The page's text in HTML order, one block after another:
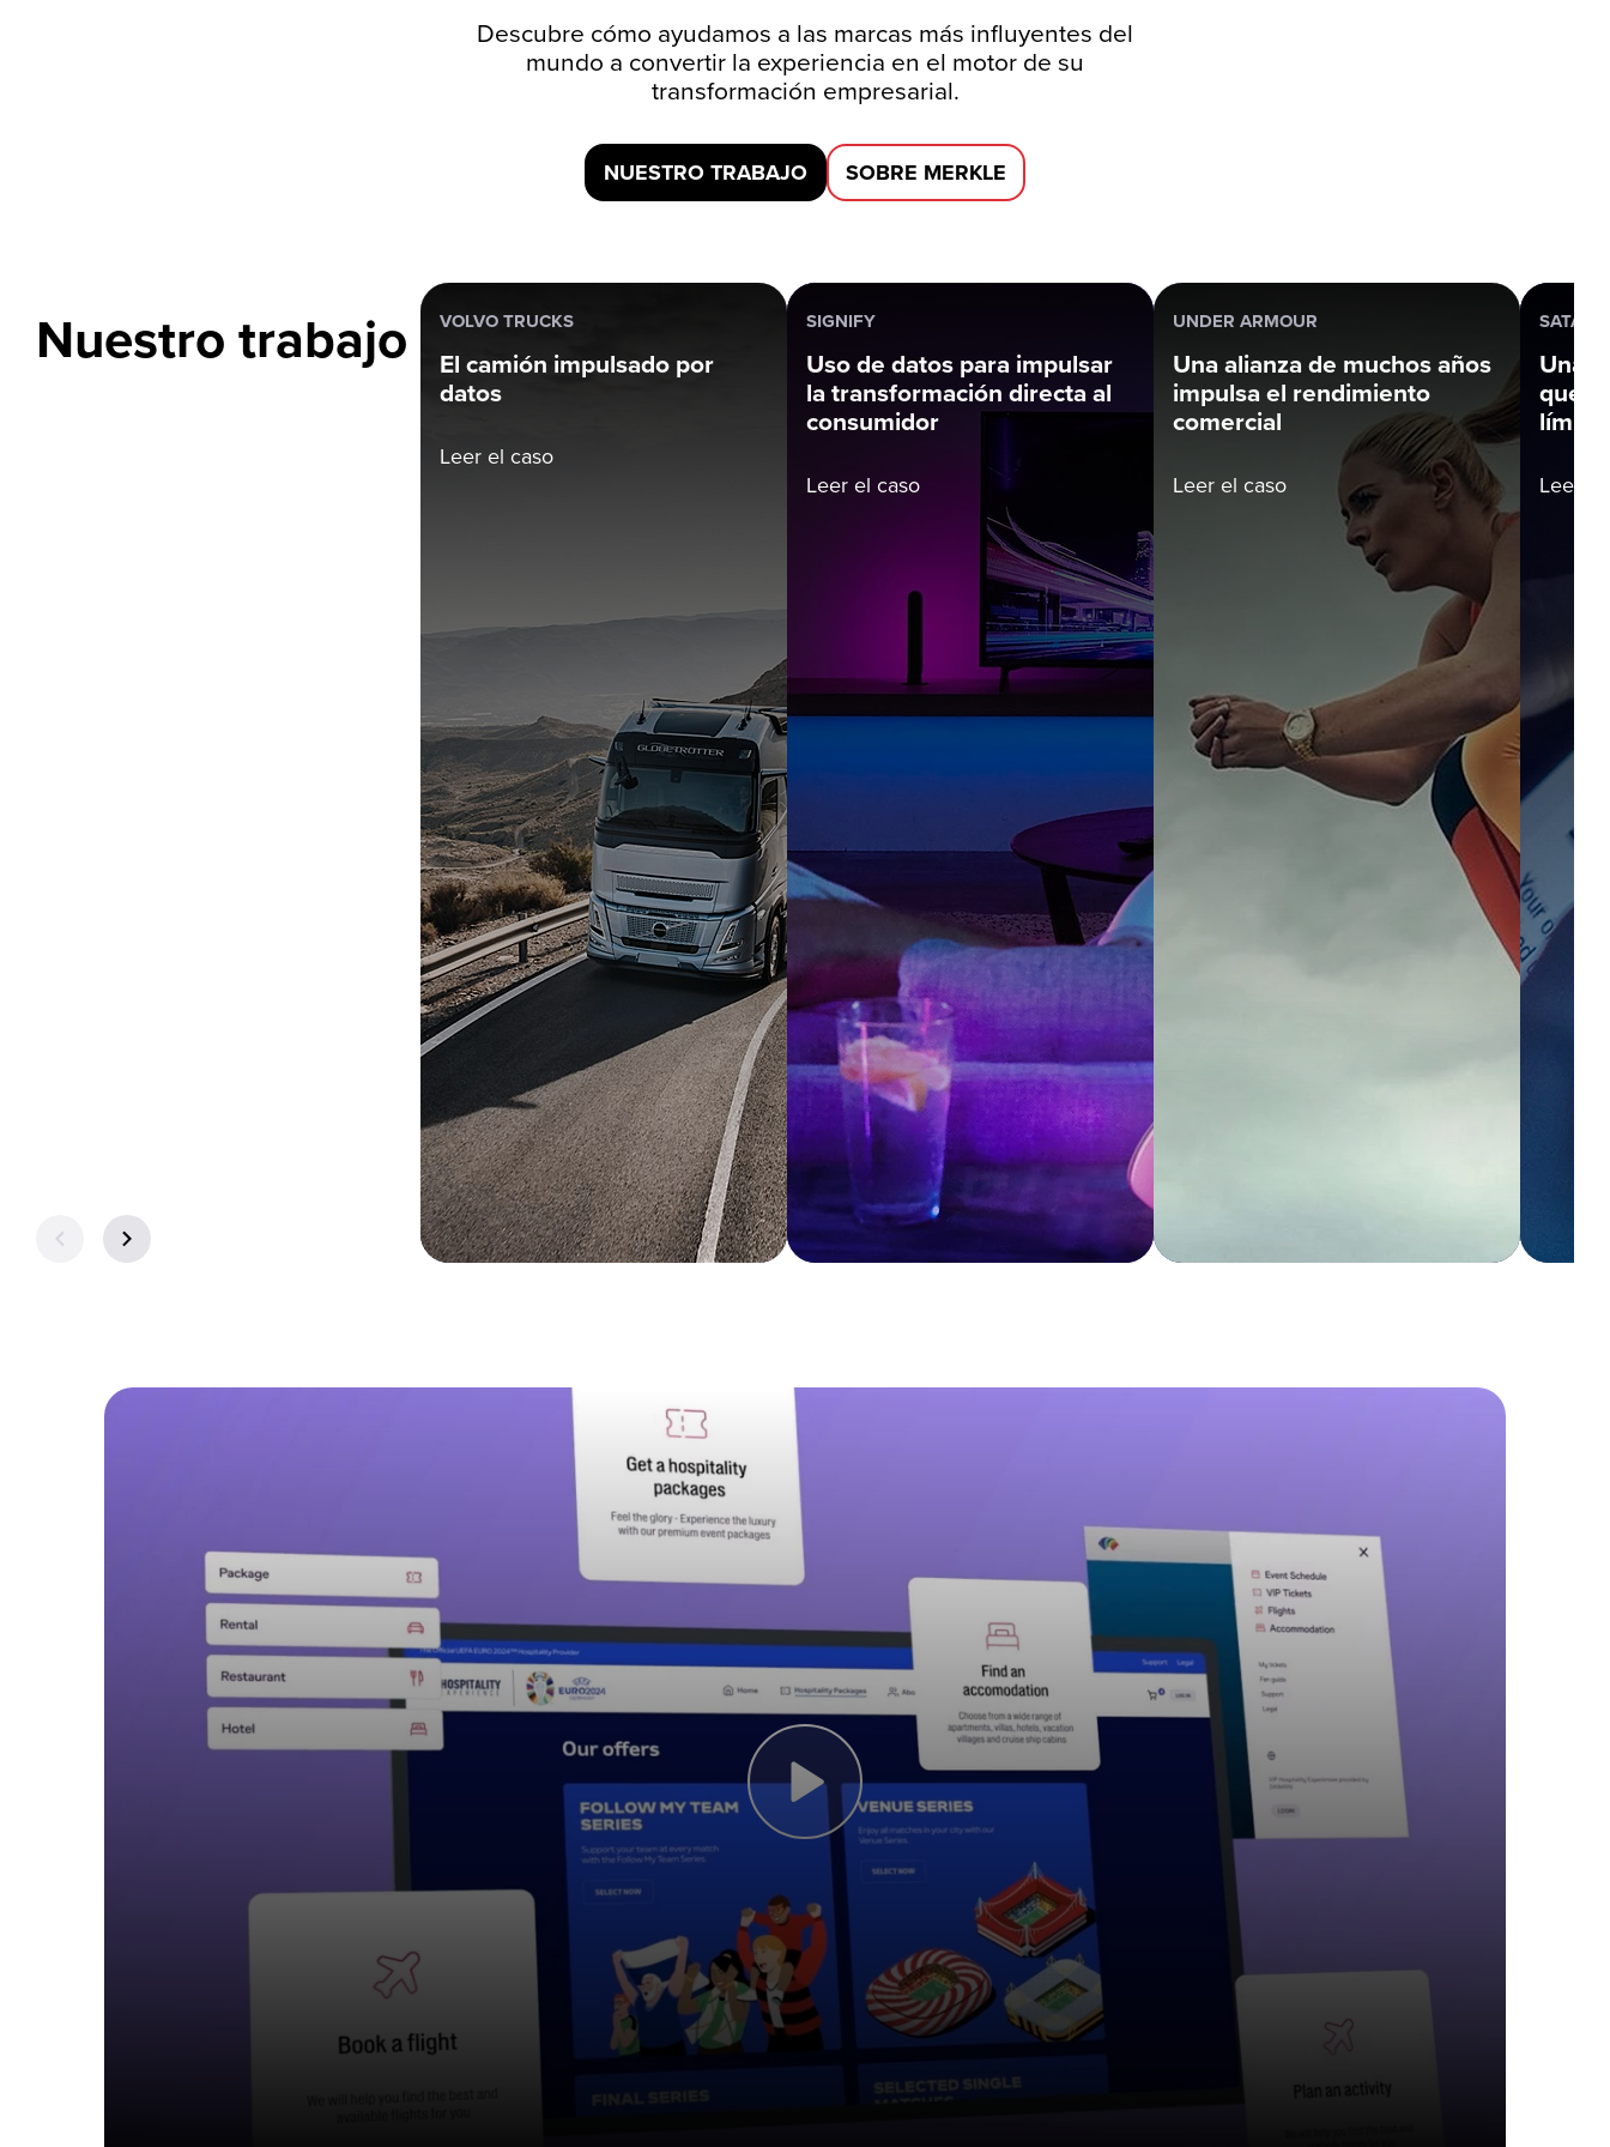
Descubre cómo ayudamos a las marcas más influyentes del
mundo a convertir la experiencia en el motor de su
transformación empresarial.
NUESTRO TRABAJO SOBRE MERKLE
Nuestro trabajo VOLVO TRUCKS
El camión impulsado por
datos
Leer el caso
SIGNIFY
Uso de datos para impulsar
la transformación directa al
consumidor
Leer el caso
UNDER ARMOUR
Una alianza de muchos años
impulsa el rendimiento
comercial
Leer el caso
SATAIR
Una
que
límite
Leer el